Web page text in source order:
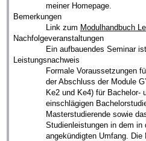
meiner Homepage.
Bemerkungen
Link zum Modulhandbuch
Nachfolgeveranstaltungen
Ein aufbauendes Seminar
Leistungsnachweis
Formale Voraussetzungen
der Abschluss der Module
Ke2 und Ke4) für Bachelor-
einschlägigen
Masterstudierende sowie
Studienleistungen in dem in
angekündigten Umfang.